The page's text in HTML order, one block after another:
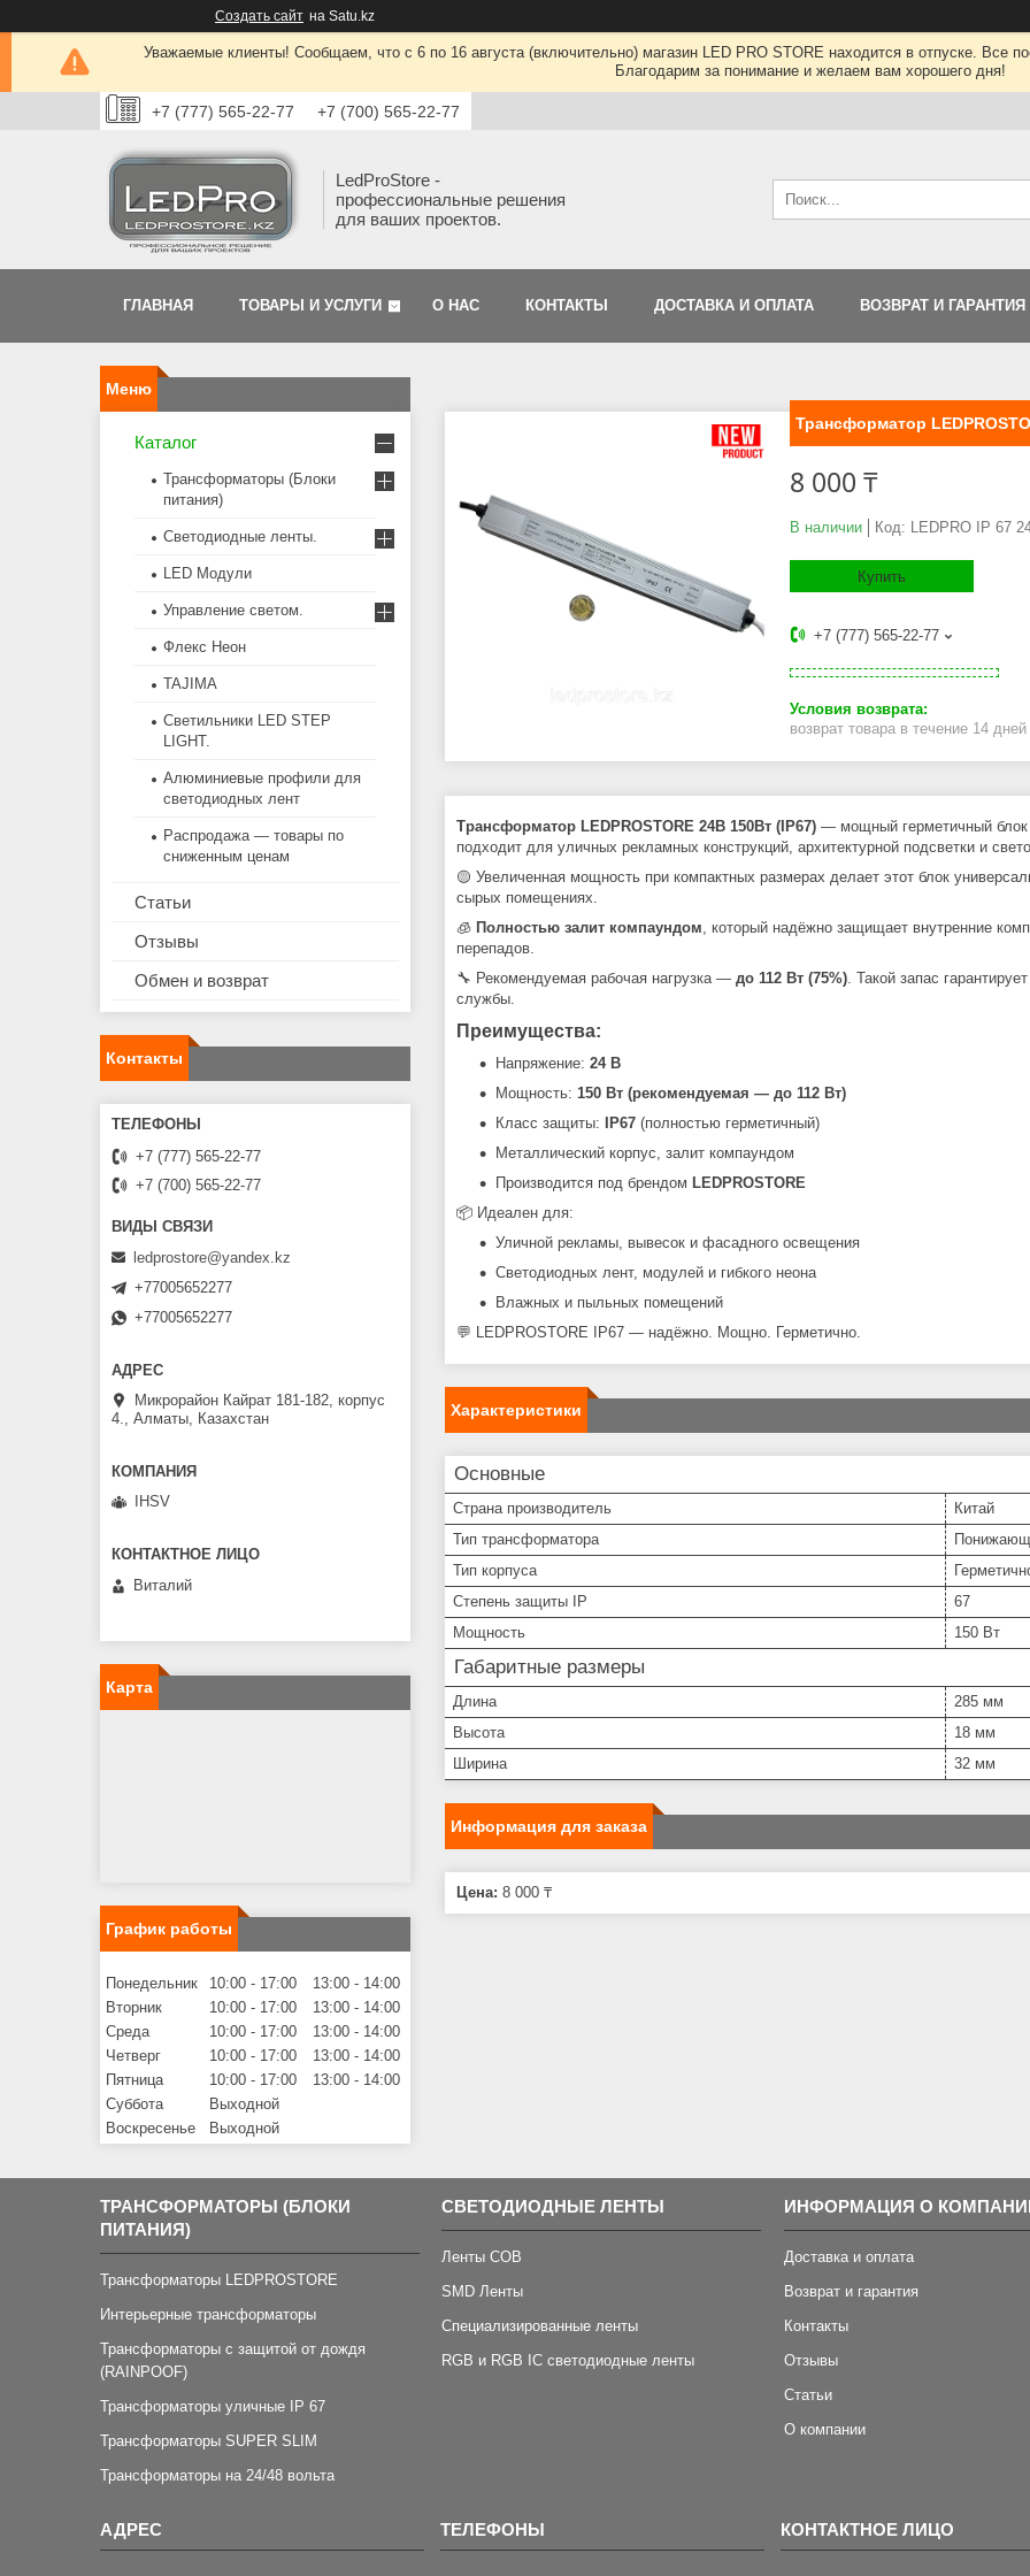
Создать сайт на Satu.kz
Уважаемые клиенты! Сообщаем, что с 6 по 16 августа (включительно) магазин LED PRO STORE находится в отпуске. Все
Благодарим за понимание и желаем вам хорошего дня!
+7 (777) 565-22-77 +7 (700) 565-22-77
LedProStore -
профессиональные решения
для ваших проектов.
ГЛАВНАЯ ТОВАРЫ И УСЛУГИ О НАС КОНТАКТЫ ДОСТАВКА И ОПЛАТА ВОЗВРАТ И ГАРАНТИЯ
Трансформатор
8 000 ₸
В наличии Код: LEDPRO IP 67
Купить
+7 (777) 565-22-77
возврат товара в течение 14 дней
Трансформатор LEDPROSTORE 24В 150Вт (IP67) — мощный герметичный блок
подходит для уличных рекламных конструкций, архитектурной подсветки и
🟡 Увеличенная мощность при компактных размерах делает этот блок
сырых помещениях.
🧊 Полностью залит компаундом , который надёжно защищает внутренние
перепадов.
🔧 Рекомендуемая рабочая нагрузка — до 112 Вт (75%) . Такой запас
службы.
Преимущества:
Напряжение: 24 В
Мощность: 150 Вт (рекомендуемая — до 112 Вт)
Класс защиты:
IP67 (полностью герметичный)
Металлический корпус, залит компаундом
Производится под брендом LEDPROSTORE
📦 Идеален для:
Уличной рекламы, вывесок и фасадного освещения
Светодиодных лент, модулей и гибкого неона
Влажных и пыльных помещений
💬 LEDPROSTORE IP67 — надёжно. Мощно. Герметично.
Характеристики
Основные
Страна производитель
Китай
Тип трансформатора
Тип корпуса
Степень защиты IP
67
Мощность
150 Вт
Габаритные размеры
Длина
285 мм
Высота
18 мм
Ширина
32 мм
Информация для заказа
Цена: 8 000 ₸
Каталог
Трансформаторы (Блоки
питания)
Светодиодные ленты.
LED Модули
Управление светом.
Флекс Неон
TAJIMA
Светильники LED STEP
LIGHT.
Алюминиевые профили для
светодиодных лент
Распродажа — товары по
сниженным ценам
Статьи
Отзывы
Обмен и возврат
Контакты
+7 (777) 565-22-77
+7 (700) 565-22-77
ledprostore@yandex.kz
+77005652277
+77005652277
Микрорайон Кайрат 181-182, корпус
4., Алматы, Казахстан
IHSV
Виталий
Карта
График работы
Понедельник 10:00 17:00 13:00
14:00
Вторник
10:00 17:00 13:00
14:00
Среда
10:00 17:00 13:00
14:00
Четверг
10:00 17:00 13:00
14:00
Пятница
10:00 17:00 13:00
14:00
Суббота
Выходной
Воскресенье
Выходной
ТРАНСФОРМАТОРЫ (БЛОКИ
ПИТАНИЯ)
Трансформаторы LEDPROSTORE
Интерьерные трансформаторы
Трансформаторы с защитой от дождя
(RAINPOOF)
Трансформаторы уличные IP 67
Трансформаторы SUPER SLIM
Трансформаторы на 24/48 вольта
СВЕТОДИОДНЫЕ ЛЕНТЫ
Ленты COB
SMD Ленты
Специализированные ленты
RGB и RGB IC светодиодные ленты
ИНФОРМАЦИЯ О
Доставка и оплата
Возврат и гарантия
Контакты
Отзывы
Статьи
О компании